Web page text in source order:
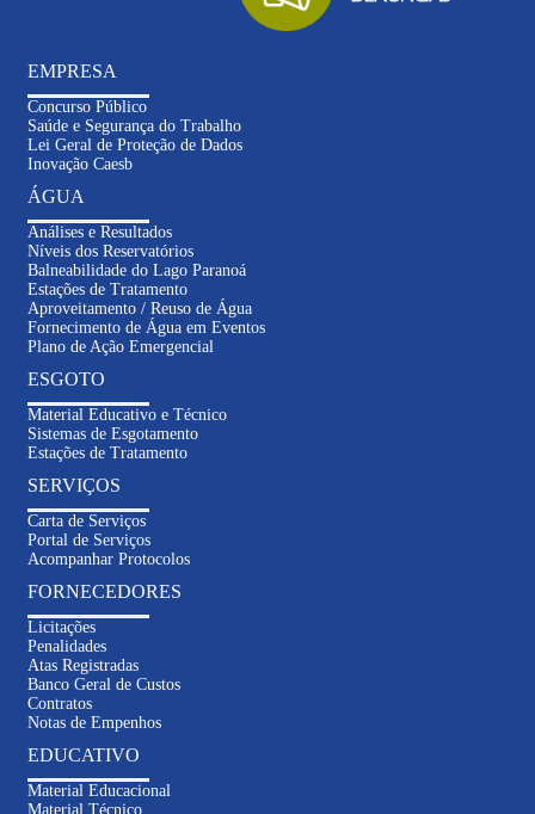
EMPRESA
Concurso Público
Saúde e Segurança do Trabalho
Lei Geral de Proteção de Dados
Inovação Caesb
ÁGUA
Análises e Resultados
Níveis dos Reservatórios
Balneabilidade do Lago Paranoá
Estações de Tratamento
Aproveitamento / Reuso de Água
Fornecimento de Água em Eventos
Plano de Ação Emergencial
ESGOTO
Material Educativo e Técnico
Sistemas de Esgotamento
Estações de Tratamento
SERVIÇOS
Carta de Serviços
Portal de Serviços
Acompanhar Protocolos
FORNECEDORES
Licitações
Penalidades
Atas Registradas
Banco Geral de Custos
Contratos
Notas de Empenhos
EDUCATIVO
Material Educacional
Material Técnico